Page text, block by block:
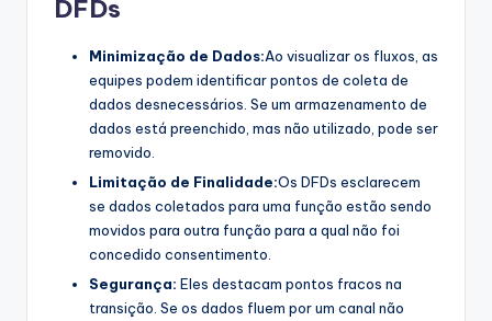
DFDs
Minimização de Dados:Ao visualizar os fluxos, as
equipes podem identificar pontos de coleta de
dados desnecessários. Se um armazenamento de
dados está preenchido, mas não utilizado, pode ser
removido.
Limitação de Finalidade:Os DFDs esclarecem
se dados coletados para uma função estão sendo
movidos para outra função para a qual não foi
concedido consentimento.
Segurança: Eles destacam pontos fracos na
transição. Se os dados fluem por um canal não